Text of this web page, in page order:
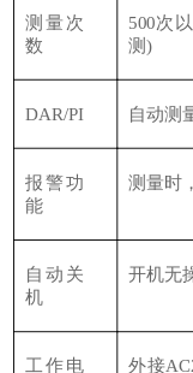
测量次
数
500次
测)
DAR/PI 自动测
报警功
能
测量时，
自动关
机
开机无
工作电
外接